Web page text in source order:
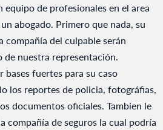
equipo de profesionales en el area
abogado. Primero que nada, su
compañía del culpable serán
nuestra representación.
bases fuertes para su caso
los reportes de policia, fotográfias,
documentos oficiales. Tambien le
compañía de seguros la cual podría